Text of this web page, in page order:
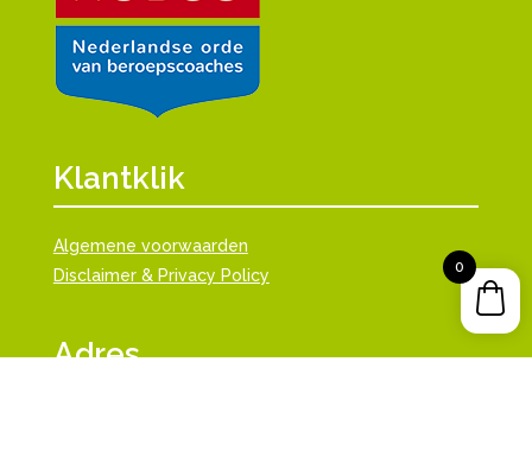
Klantklik
Algemene voorwaarden
Disclaimer & Privacy Policy
Adres
0